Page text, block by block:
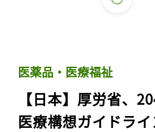
医薬品・医療福祉
【日本】厚労省、
医療構想ガイドライ